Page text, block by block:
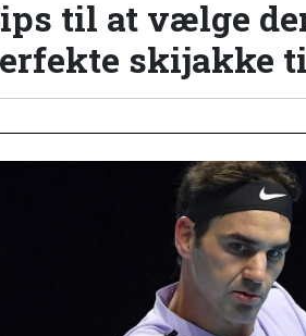
til at vælge
skijakke